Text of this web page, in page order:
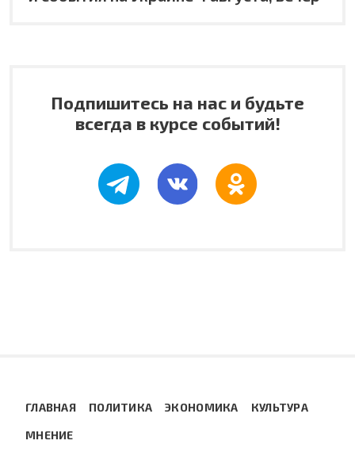
Подпишитесь на нас и будьте
всегда в курсе событий!
ГЛАВНАЯ ПОЛИТИКА ЭКОНОМИКА КУЛЬТУРА
МНЕНИЕ